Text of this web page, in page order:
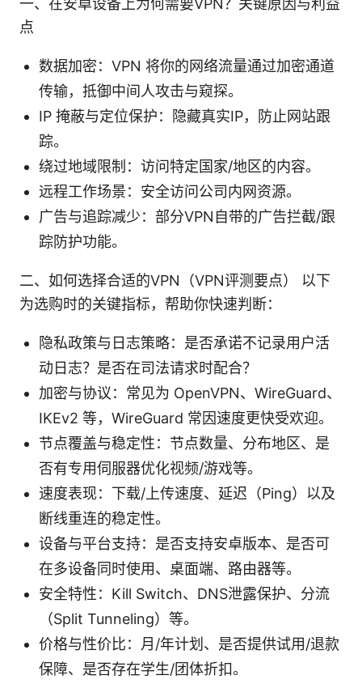
点
数据加密：VPN 将你的网络流量通过加密通道
传输，抵御中间人攻击与窥探。
IP 掩蔽与定位保护：隐藏真实IP，防止网站跟
踪。
绕过地域限制：访问特定国家/地区的内容。
远程工作场景：安全访问公司内网资源。
广告与追踪减少：部分VPN自带的广告拦截/跟
踪防护功能。
二、如何选择合适的VPN（VPN评测要点） 以下
为选购时的关键指标，帮助你快速判断：
隐私政策与日志策略：是否承诺不记录用户活
动日志？是否在司法请求时配合？
加密与协议：常见为 OpenVPN、WireGuard、
IKEv2 等，WireGuard 常因速度更快受欢迎。
节点覆盖与稳定性：节点数量、分布地区、是
否有专用伺服器优化视频/游戏等。
速度表现：下载/上传速度、延迟（Ping）以及
断线重连的稳定性。
设备与平台支持：是否支持安卓版本、是否可
在多设备同时使用、桌面端、路由器等。
安全特性：Kill Switch、DNS泄露保护、分流
（Split Tunneling）等。
价格与性价比：月/年计划、是否提供试用/退款
保障、是否存在学生/团体折扣。